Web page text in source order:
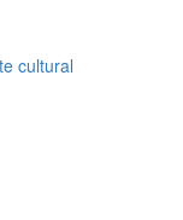
cultural